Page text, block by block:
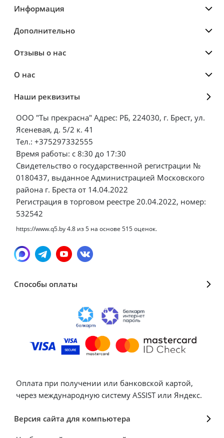
Информация
Дополнительно
Отзывы о нас
О нас
Наши реквизиты
ООО "Ты прекрасна" Адрес: РБ, 224030, г. Брест, ул.
Ясеневая, д. 5/2 к. 41
Тел.: +375297332555
Время работы: с 8:30 до 17:30
Свидетельство о государственной регистрации №
0180437, выданное Администрацией Московского
района г. Бреста от 14.04.2022
Регистрация в торговом реестре 20.04.2022, номер:
532542
https://www.q5.by4.8 из5 на основе 515оценок.
Способы оплаты
Оплата при получении или банковской картой,
через международную систему ASSIST или Яндекс.
Версия сайта для компьютера